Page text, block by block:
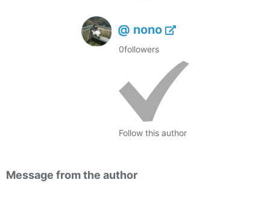
@ nono
0followers
Follow this author
Message from the author